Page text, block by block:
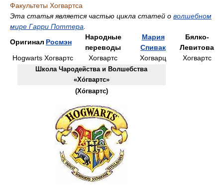
Факультеты Хогвартса
Эта статья является частью цикла статей о волшебном
мире Гарри Поттера
Оригинал Росмэн
Народные
переводы
Мария
Спивак
Бялко-
Левитова
Hogwarts Хогвартс Хогвартс Хогварц Хогвартс
Школа Чародейства и Волшебства
«Хо́гвартс»
(Хо́гвартс)